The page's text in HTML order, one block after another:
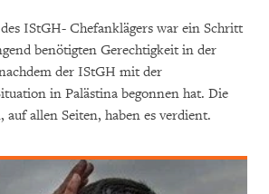
IStGH- Chefanklägers war ein Schritt
benötigten Gerechtigkeit in der
der IStGH mit der
in Palästina begonnen hat. Die
auf allen Seiten, haben es verdient.